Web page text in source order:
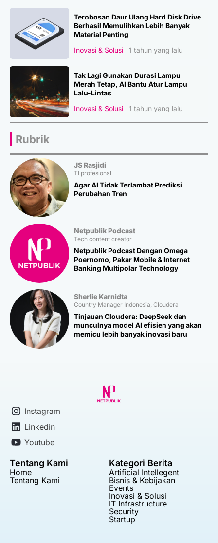
Terobosan Daur Ulang Hard Disk Drive
Berhasil Memulihkan Lebih Banyak
Material Penting
Inovasi & Solusi
1 tahun yang lalu
Tak Lagi Gunakan Durasi Lampu
Merah Tetap, AI Bantu Atur Lampu
Lalu-Lintas
Inovasi & Solusi
1 tahun yang lalu
Rubrik
JS Rasjidi
TI profesional
Agar AI Tidak Terlambat Prediksi
Perubahan Tren
Netpublik Podcast
Tech content creator
Netpublik Podcast Dengan Omega
Poernomo, Pakar Mobile & Internet
Banking Multipolar Technology
Sherlie Karnidta
Country Manager Indonesia, Cloudera
Tinjauan Cloudera: DeepSeek dan
munculnya model AI efisien yang akan
memicu lebih banyak inovasi baru
Instagram
Linkedin
Youtube
Tentang Kami
Home
Tentang Kami
Kategori Berita
Artificial Intellegent
Bisnis & Kebijakan
Events
Inovasi & Solusi
IT Infrastructure
Security
Startup